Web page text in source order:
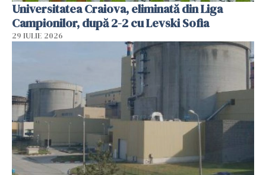
Universitatea Craiova, eliminată din Liga
Campionilor, după 2-2 cu Levski Sofia
29 IULIE 2026